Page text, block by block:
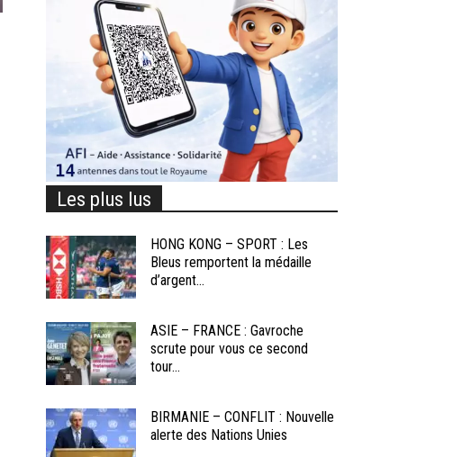
Les plus lus
HONG KONG – SPORT : Les
Bleus remportent la médaille
d’argent...
ASIE – FRANCE : Gavroche
scrute pour vous ce second
tour...
BIRMANIE – CONFLIT : Nouvelle
alerte des Nations Unies